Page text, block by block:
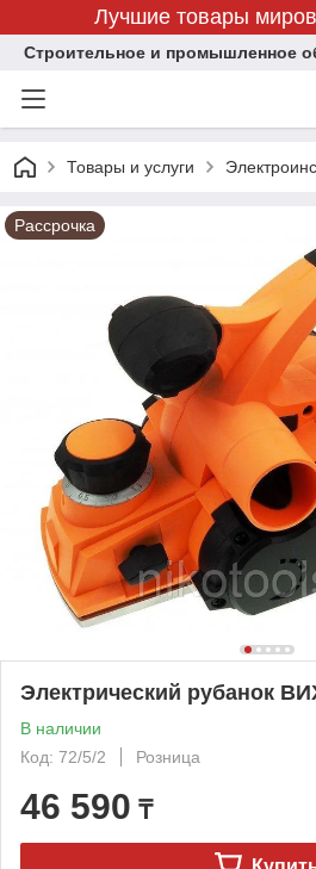
Лучшие товары
Строительное и промышленное
Товары и услуги
Рассрочка
Электрический рубанок
В наличии
Код: 72/5/2
Розница
46 590 ₸